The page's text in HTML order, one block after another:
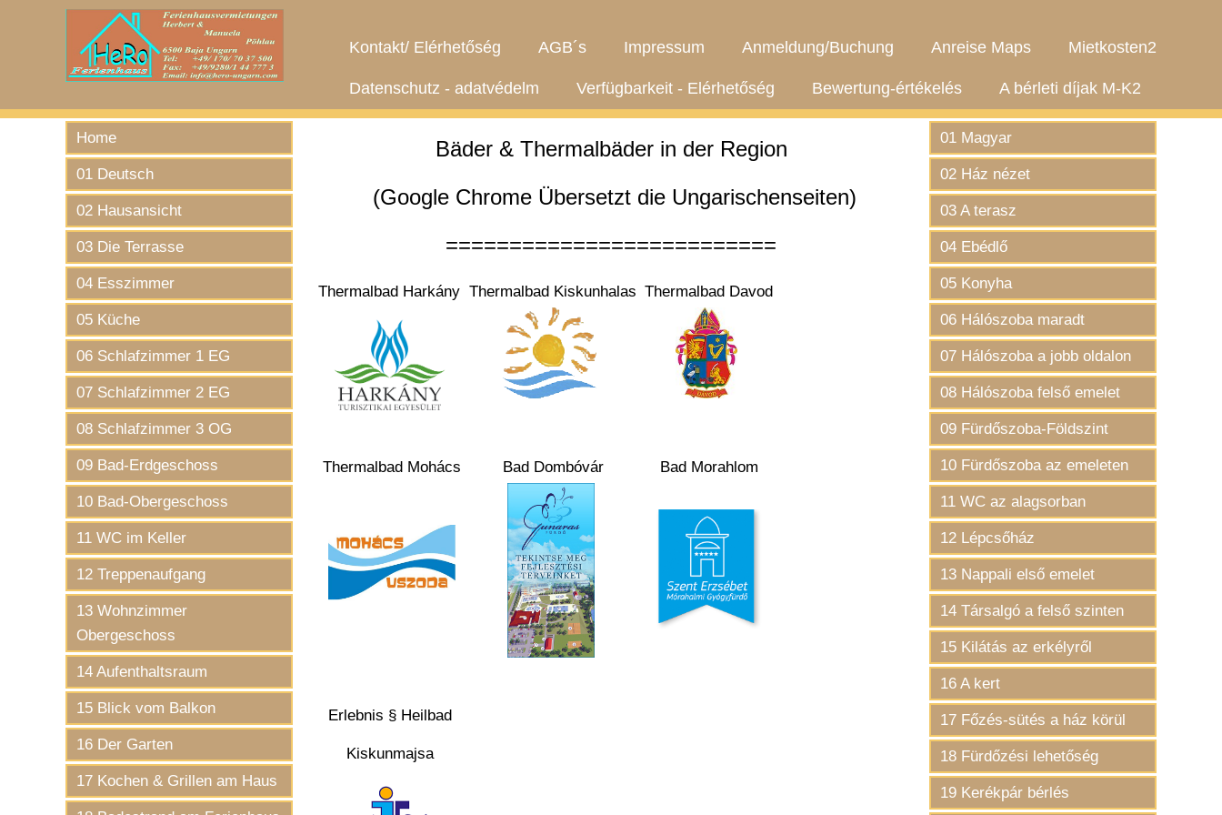
Kontakt/ Elérhetőség AGB´s Impressum Anmeldung/Buchung Anreise Maps Mietkosten2
Datenschutz - adatvédelm Verfügbarkeit - Elérhetőség Bewertung-értékelés A bérleti díjak M-K2
Home
01 Deutsch
02 Hausansicht
03 Die Terrasse
04 Esszimmer
05 Küche
06 Schlafzimmer 1 EG
07 Schlafzimmer 2 EG
08 Schlafzimmer 3 OG
09 Bad-Erdgeschoss
10 Bad-Obergeschoss
11 WC im Keller
12 Treppenaufgang
13 Wohnzimmer
Obergeschoss
14 Aufenthaltsraum
15 Blick vom Balkon
16 Der Garten
17 Kochen & Grillen am Haus
Bäder & Thermalbäder in der Region
(Google Chrome Übersetzt die Ungarischenseiten)
==========================
Thermalbad Harkány Thermalbad Kiskunhalas Thermalbad Davod
Thermalbad Mohács Bad Dombóvár Bad Morahlom
Erlebnis § Heilbad
Kiskunmajsa
01 Magyar
02 Ház nézet
03 A terasz
04 Ebédlő
05 Konyha
06 Hálószoba maradt
07 Hálószoba a jobb oldalon
08 Hálószoba felső emelet
09 Fürdőszoba-Földszint
10 Fürdőszoba az emeleten
11 WC az alagsorban
12 Lépcsőház
13 Nappali első emelet
14 Társalgó a felső szinten
15 Kilátás az erkélyről
16 A kert
17 Főzés-sütés a ház körül
18 Fürdőzési lehetőség
19 Kerékpár bérlés